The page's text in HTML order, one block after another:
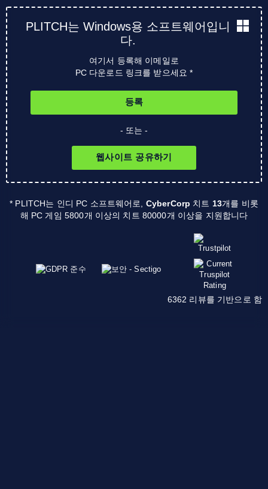
PLITCH는 Windows용 소프트웨어입니
다.
여기서 등록해 이메일로
PC 다운로드 링크를 받으세요 *
등록
- 또는 -
웹사이트 공유하기
* PLITCH는 인디 PC 소프트웨어로, CyberCorp 치트 13개를 비롯
해 PC 게임 5800개 이상의 치트 80000개 이상을 지원합니다
6362 리뷰를 기반으로 함